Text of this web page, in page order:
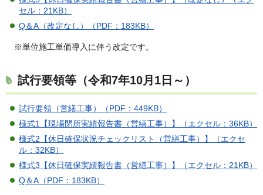
セル：21KB）
Q＆A（改定なし）（PDF：183KB）
※単位施工単価導入に伴う改定です。
試行要領等（令和7年10月1日～）
試行要領（営繕工事）（PDF：449KB）
様式1【現場閉所実績報告書（営繕工事）】（エクセル：36KB）
様式2【休日確保状況チェックリスト（営繕工事）】（エクセ
ル：32KB）
様式3【休日確保実績報告書（営繕工事）】（エクセル：21KB）
Q＆A（PDF：183KB）